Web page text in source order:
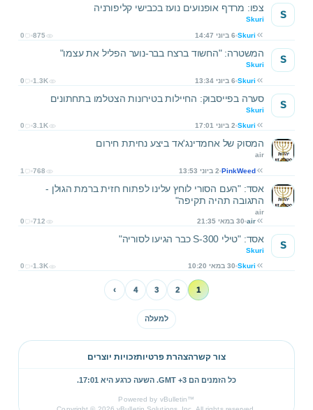
צפו: מרדף אופנועים נועז בכבישי קליפורניה
Skuri
Skuri 6 ביוני 14:47 0 875
S
המשטרה: "החשוד ברצח בבר-נוער הפליל את עצמו"
Skuri
Skuri 6 ביוני 13:34 0 1.3K
S
סערה בפייסבוק: החיילות בטירונות הצטלמו בתחתונים
Skuri
Skuri 2 ביוני 17:01 0 3.1K
S
המסוק של אחמדינג'אד ביצע נחיתת חירום
air
PinkWeed 2 ביוני 13:53 1 768
אסד: "העם הסורי לוחץ עלינו לפתוח חזית ברמת הגולן -
התגובה תהיה תקיפה"
air
air 30 במאי 21:35 0 712
אסד: "טילי S-300 כבר הגיעו לסוריה"
Skuri
Skuri 30 במאי 10:20 0 1.3K
S
1
2
3
4
›
למעלה
צור קשרהצהרת פרטיותזכויות יוצרים
כל הזמנים הם GMT +3. השעה כרגע היא 17:01
.
Powered by vBulletin™